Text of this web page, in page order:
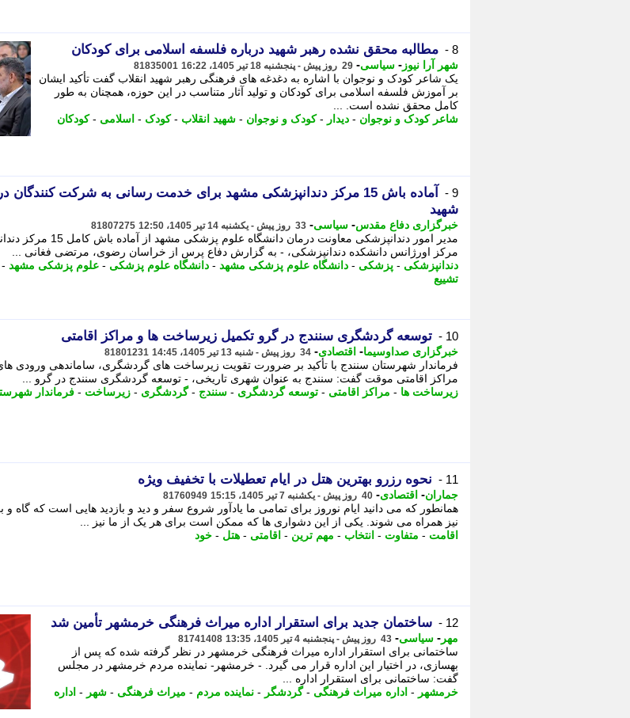
8 - مطالبه محقق نشده رهبر شهید درباره فلسفه اسلامی برای کودکان
شهر آرا نیوز - سیاسی- 29 روز پیش - پنجشنبه 18 تیر 1405، 16:22 81835001
یک شاعر کودک و نوجوان با اشاره به دغدغه های فرهنگی رهبر شهید انقلاب گفت تأکید ایشان
بر آموزش فلسفه اسلامی برای کودکان و تولید آثار متناسب در این حوزه، همچنان به طور
کامل محقق نشده است. ...
شاعر کودک و نوجوان - دیدار -کودک و نوجوان - شهید انقلاب -کودک - اسلامی -کودکان
9 -
آماده باش 15 مرکز دندانپزشکی مشهد برای خدمت رسانی به شرکت
شهید
خبرگزاری دفاع مقدس- سیاسی- 33 روز پیش - یکشنبه 14 تیر 1405، 12:50 81807275
مدیر امور دندانپزشکی معاونت درمان
مرکز اورژانس دانشکده دندانپزشکی، - به گزارش دفاع پرس از خراسان رضوی، مرتضی فغانی ...
دندانپزشکی - پزشکی - دانشگاه علوم پزشکی مشهد - دانشگاه علوم پزشکی - علوم پزشکی مشهد -
تشییع
10 - توسعه گردشگری سنندج در گرو تکمیل زیرساخت ها و مراکز اقامتی
خبرگزاری صداوسیما- اقتصادی- 34 روز پیش - شنبه 13 تیر 1405، 14:45 81801231
فرماندار شهرستان سنندج با تأکید بر ضرورت تقویت زیرساخت های گردشگری، ساماندهی ورودی
مراکز اقامتی موقت گفت: سنندج به عنوان شهری تاریخی، - توسعه گردشگری سنندج در گرو ...
زیرساخت ها - مراکز اقامتی - توسعه گردشگری - سنندج -گردشگری - زیرساخت - فرماندار
11 - نحوه رزرو بهترین هتل در ایام تعطیلات با تخفیف ویژه
جماران- اقتصادی- 40 روز پیش - یکشنبه 7 تیر 1405، 15:15 81760949
همانطور که می دانید ایام نوروز برای تمامی ما یادآور شروع سفر و دید و بازدید هایی است که گاه و
نیز همراه می شوند. یکی از این دشواری ها که ممکن است برای هر یک از ما نیز ...
اقامت - متفاوت - انتخاب - مهم ترین - اقامتی - هتل - خود
12 - ساختمان جدید برای استقرار اداره میراث فرهنگی خرمشهر تأمین شد
مهر - سیاسی- 43 روز پیش - پنجشنبه 4 تیر 1405، 13:35 81741408
ساختمانی برای استقرار اداره میراث فرهنگی خرمشهر در نظر گرفته شده که پس از
بهسازی، در اختیار این اداره قرار می گیرد. - خرمشهر- نماینده مردم خرمشهر در مجلس
گفت: ساختمانی برای استقرار اداره ...
خرمشهر - اداره میراث فرهنگی -گردشگر - نماینده مردم - میراث فرهنگی - شهر - اداره